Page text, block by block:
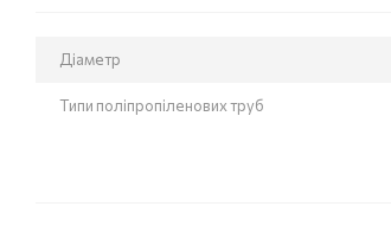
Діаметр
Типи поліпропіленових труб